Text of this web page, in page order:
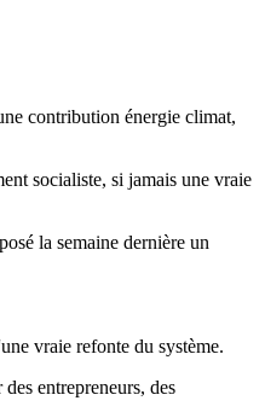
contribution énergie climat,
socialiste, si jamais une vraie
la semaine dernière un
vraie refonte du système.
entrepreneurs, des